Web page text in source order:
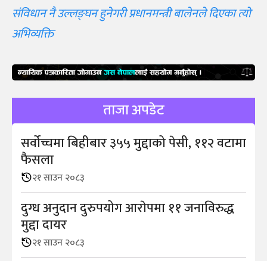
संविधान नै उल्लङ्घन हुनेगरी प्रधानमन्त्री बालेनले दिएका त्यो
अभिव्यक्ति
ताजा अपडेट
सर्वोच्चमा बिहीबार ३५५ मुद्दाको पेसी, ११२ वटामा
फैसला
२१ साउन २०८३
दुग्ध अनुदान दुरुपयोग आराेपमा ११ जनाविरुद्ध
मुद्दा दायर
२१ साउन २०८३